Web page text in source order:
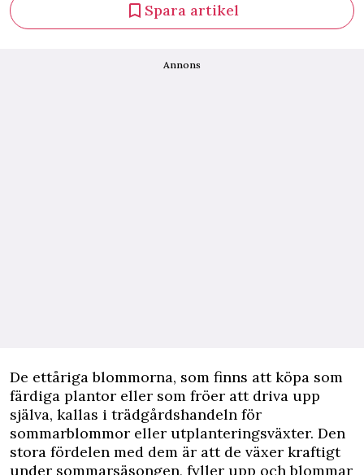
Spara artikel
Annons
De ettåriga blommorna, som finns att köpa som
färdiga plantor eller som fröer att driva upp
själva, kallas i trädgårdshandeln för
sommarblommor eller utplanteringsväxter. Den
stora fördelen med dem är att de växer kraftigt
under sommarsäsongen, fyller upp och blommar